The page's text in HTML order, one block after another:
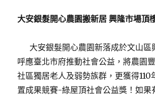
大安銀髮開心農園搬新居 興隆市場頂
大安銀髮開心農園新落成於文山區
呼應臺北市府推動社會公益，將農園
社區獨居老人及弱勢族群，更獲得110
置成果競賽-綠屋頂社會公益獎！如果